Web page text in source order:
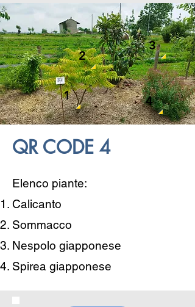
3
2
1 4
QR CODE 4
Elenco piante:
Calicanto
Sommacco
Nespolo giapponese
Spirea giapponese